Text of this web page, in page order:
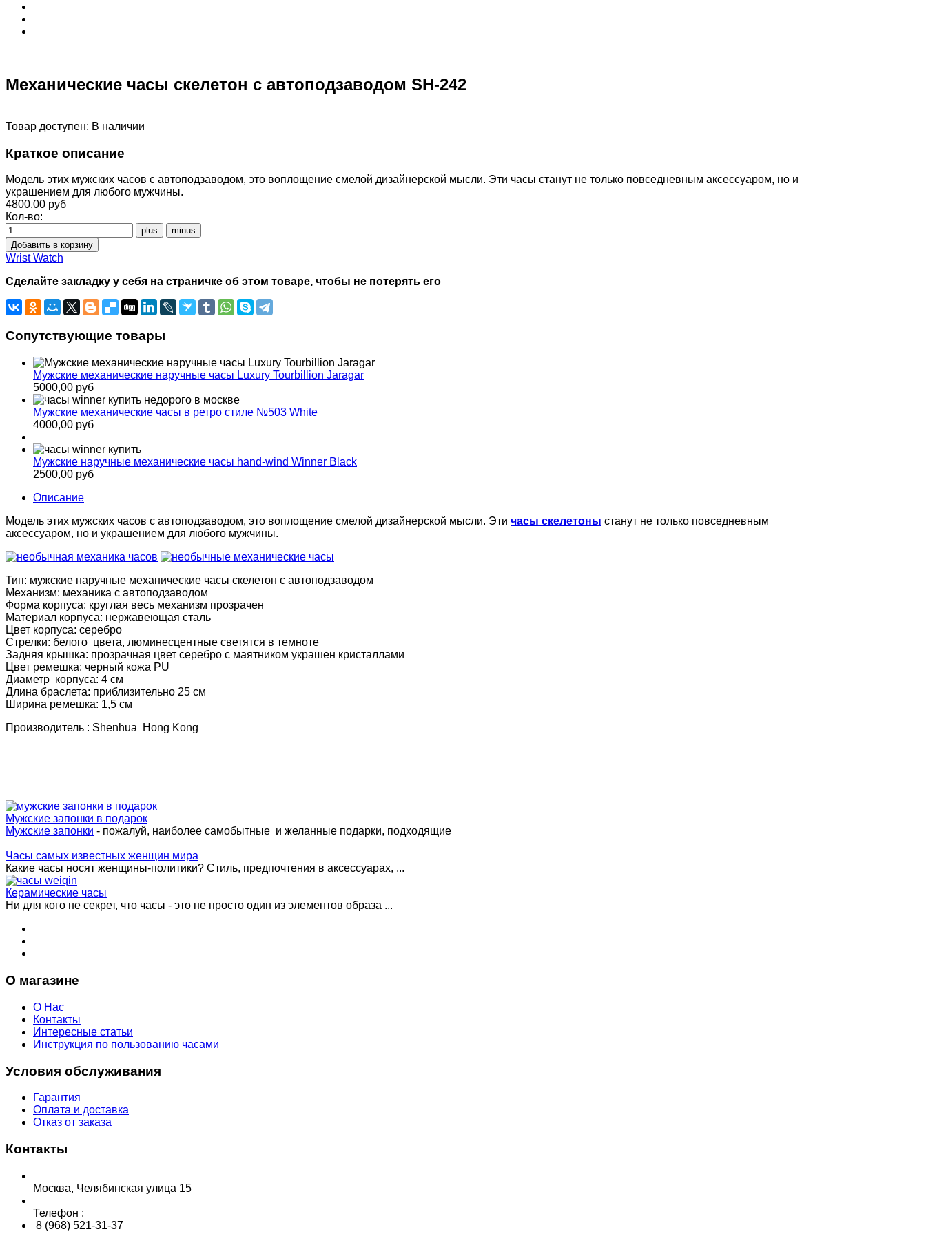
Механические часы скелетон с автоподзаводом SH-242
Товар доступен: В наличии
Краткое описание
Модель этих мужских часов с автоподзаводом, это воплощение смелой дизайнерской мысли. Эти часы станут не только повседневным аксессуаром, но и
украшением для любого мужчины.
4800,00 руб
Кол-во:
Wrist Watch
Сделайте закладку у себя на страничке об этом товаре, чтобы не потерять его
Сопутствующие товары
Мужские механические наручные часы Luxury Tourbillion Jaragar
5000,00 руб
Мужские механические часы в ретро стиле №503 White
4000,00 руб
Мужские наручные механические часы hand-wind Winner Black
2500,00 руб
Описание
Модель этих мужских часов с автоподзаводом, это воплощение смелой дизайнерской мысли. Эти часы скелетоны станут не только повседневным
аксессуаром, но и украшением для любого мужчины.
Тип: мужские наручные механические часы скелетон с автоподзаводом
Механизм: механика с автоподзаводом
Форма корпуса: круглая весь механизм прозрачен
Материал корпуса: нержавеющая сталь
Цвет корпуса: серебро
Стрелки: белого цвета, люминесцентные светятся в темноте
Задняя крышка: прозрачная цвет серебро с маятником украшен кристаллами
Цвет ремешка: черный кожа PU
Диаметр корпуса: 4 см
Длина браслета: приблизительно 25 см
Ширина ремешка: 1,5 см
Производитель : Shenhua Hong Kong
Мужские запонки в подарок
Мужские запонки - пожалуй, наиболее самобытные и желанные подарки, подходящие
Часы самых известных женщин мира
Какие часы носят женщины-политики? Стиль, предпочтения в аксессуарах, ...
Керамические часы
Ни для кого не секрет, что часы - это не просто один из элементов образа ...
О магазине
О Нас
Контакты
Интересные статьи
Инструкция по пользованию часами
Условия обслуживания
Гарантия
Оплата и доставка
Отказ от заказа
Контакты
Москва, Челябинская улица 15
Телефон :
8 (968) 521-31-37